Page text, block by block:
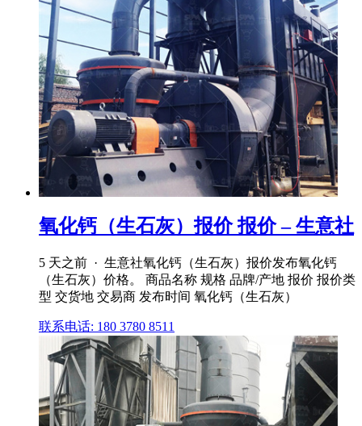
氧化钙（生石灰）报价 报价 – 生意社
5 天之前 · 生意社氧化钙（生石灰）报价发布氧化钙
（生石灰）价格。 商品名称 规格 品牌/产地 报价 报价类
型 交货地 交易商 发布时间 氧化钙（生石灰）
联系电话: 180 3780 8511